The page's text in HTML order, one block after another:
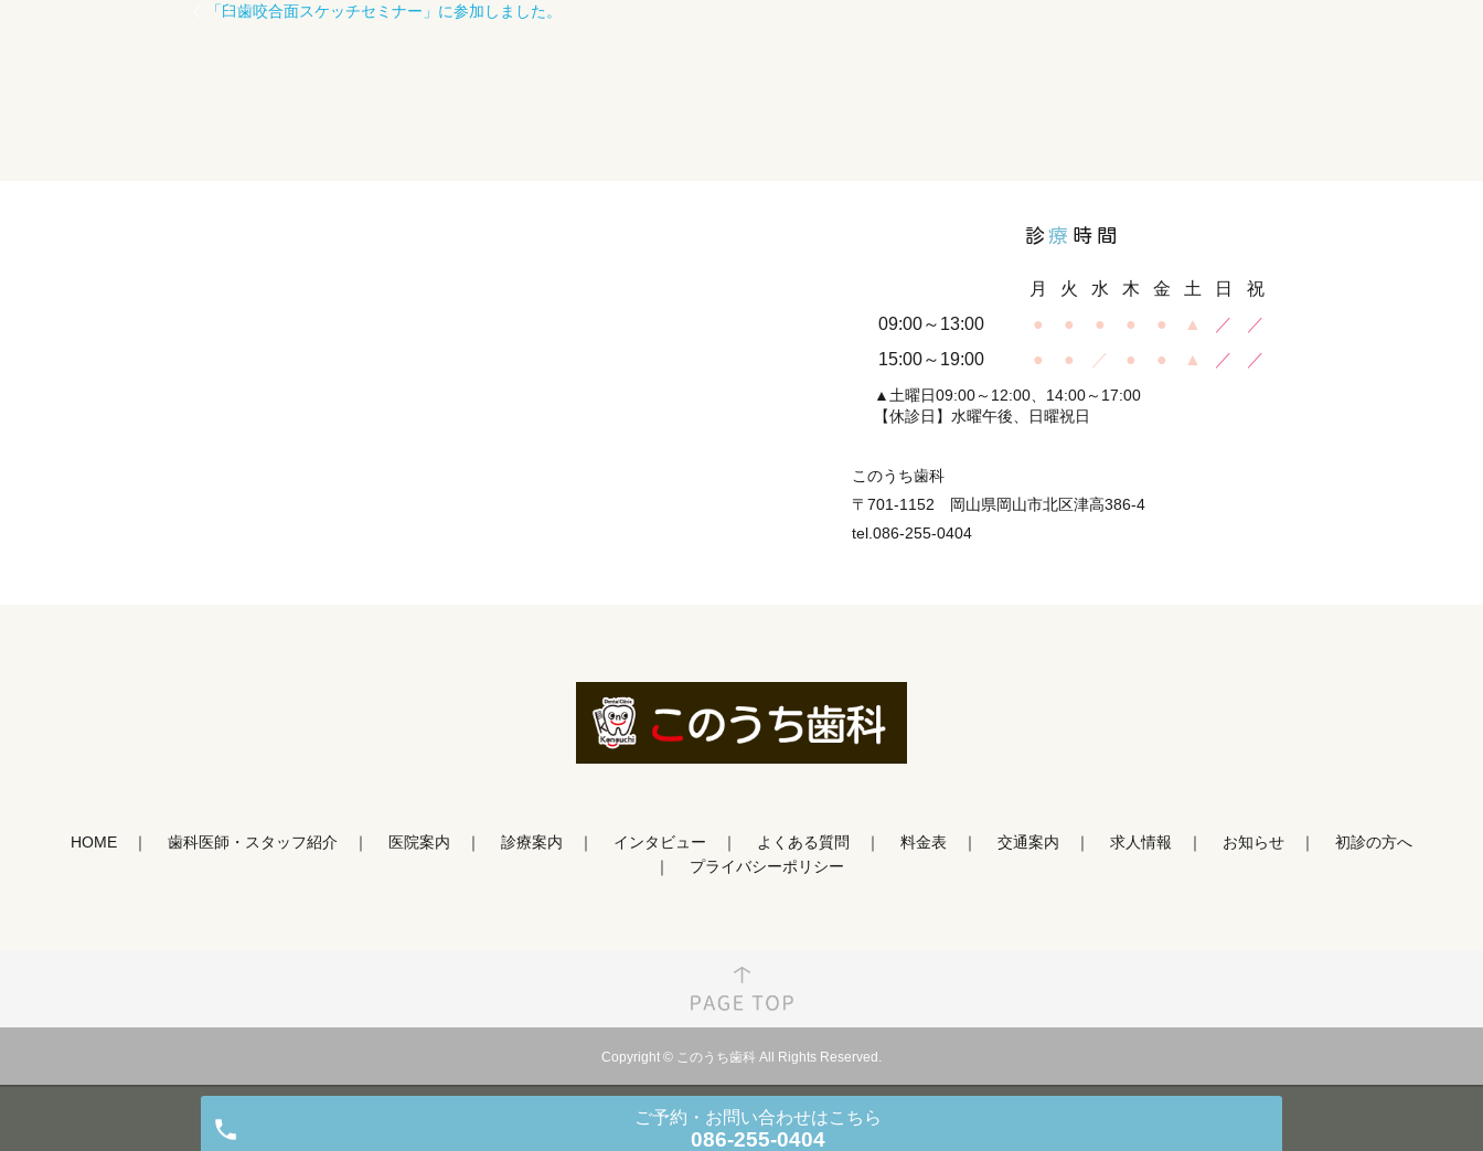
「臼歯咬合面スケッチセミナー」に参加しました。
ご予約・お問い合わせはこちら
086-255-0404
診療 時間
月 火 水 木 金 土 日
祝
09:00～13:00
● ● ● ● ● ▲ ／
／
15:00～19:00
● ● ／ ● ● ▲ ／ ／
▲土曜日09:00～12:00、14:00～17:00
【休診日】水曜午後、日曜祝日
このうち歯科
〒701-1152 岡山県岡山市北区津高386-4
tel.086-255-0404
HOME 歯科医師・スタッフ紹介 医院案内 診療案内 インタビュー よくある質問 料金表 交通案内 求人情報 お知らせ
初診の方へ
プライバシーポリシー
Copyright © このうち歯科 All Rights Reserved.